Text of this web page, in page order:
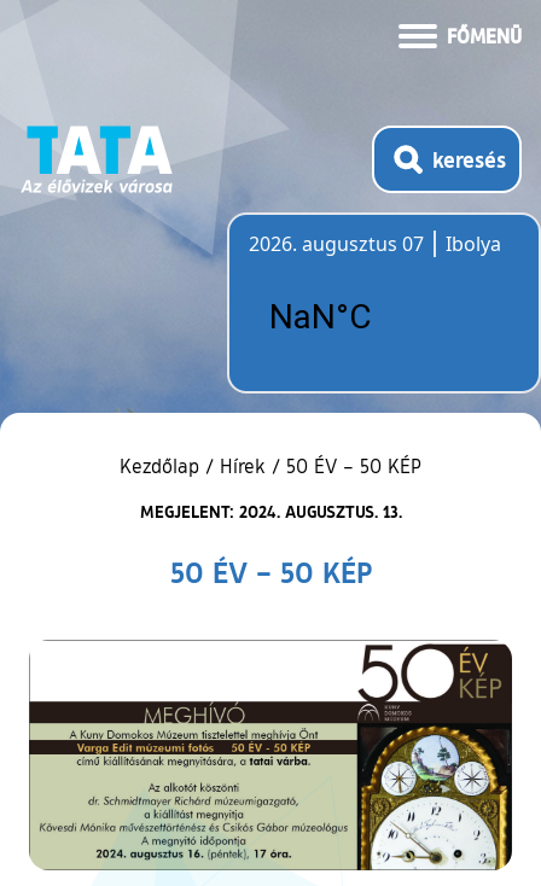
FŐMENÜ
keresés
2026. augusztus 07
Ibolya
Kezdőlap / Hírek / 50 ÉV – 50 KÉP
MEGJELENT: 2024. AUGUSZTUS. 13.
50 ÉV – 50 KÉP